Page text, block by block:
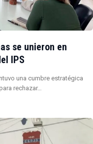
se unieron en
IPS
una cumbre estratégica
rechazar…